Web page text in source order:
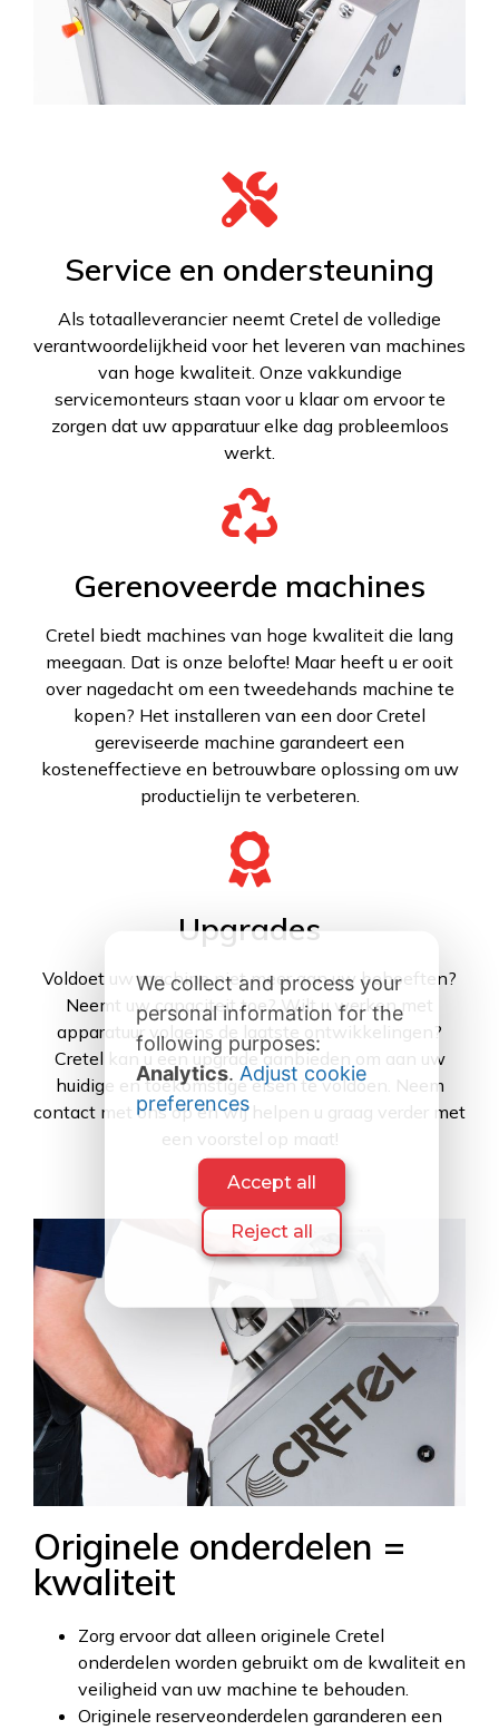
Service en ondersteuning
Als totaalleverancier neemt Cretel de volledige
verantwoordelijkheid voor het leveren van machines
van hoge kwaliteit. Onze vakkundige
servicemonteurs staan voor u klaar om ervoor te
zorgen dat uw apparatuur elke dag probleemloos
werkt.
Gerenoveerde machines
Cretel biedt machines van hoge kwaliteit die lang
meegaan. Dat is onze belofte! Maar heeft u er ooit
over nagedacht om een tweedehands machine te
kopen? Het installeren van een door Cretel
gereviseerde machine garandeert een
kosteneffectieve en betrouwbare oplossing om uw
productielijn te verbeteren.
Upgrades
Voldoet uw machine niet meer aan uw behoeften?
Neemt uw capaciteit toe? Wilt u werken met
apparatuur volgens de laatste ontwikkelingen?
Cretel kan u een upgrade aanbieden om aan uw
huidige en toekomstige eisen te voldoen. Neem
contact met ons op en wij helpen u graag verder met
een voorstel op maat!
Originele onderdelen =
kwaliteit
Zorg ervoor dat alleen originele Cretel
onderdelen worden gebruikt om de kwaliteit en
veiligheid van uw machine te behouden.
Originele reserveonderdelen garanderen een
We collect and process your
personal information for the
following purposes:
Analytics.Adjust cookie
preferences
Accept all
Reject all